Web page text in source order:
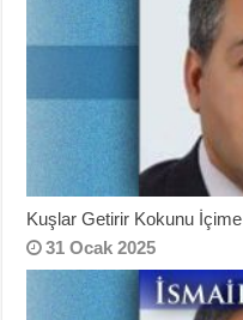
Kuşlar Getirir Kokunu İçime
31 Ocak 2025